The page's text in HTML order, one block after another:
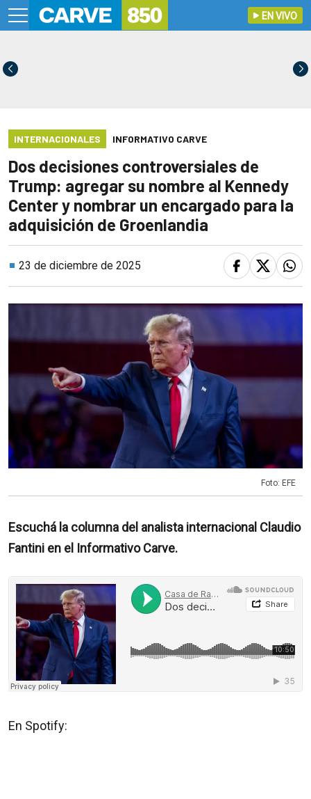
EN VIVO
INTERNACIONALES INFORMATIVO CARVE
Dos decisiones controversiales de
Trump: agregar su nombre al Kennedy
Center y nombrar un encargado para la
adquisición de Groenlandia
23 de diciembre de 2025
Foto: EFE
Escuchá la columna del analista internacional Claudio
Fantini en el Informativo Carve.
En Spotify: